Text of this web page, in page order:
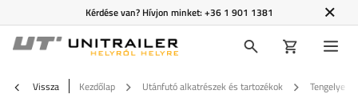
Kérdése van? Hívjon minket:+36 1 901 1381
Vissza Kezdőlap Utánfutó alkatrészek és tartozékok Tengelyek